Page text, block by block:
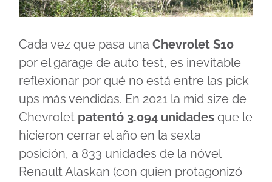
Cada vez que pasa una Chevrolet S10
por el garage de auto test, es inevitable
reflexionar por qué no está entre las pick
ups más vendidas. En 2021 la mid size de
Chevrolet patentó 3.094 unidades que le
hicieron cerrar el año en la sexta
posición, a 833 unidades de la nóvel
Renault Alaskan (con quien protagonizó